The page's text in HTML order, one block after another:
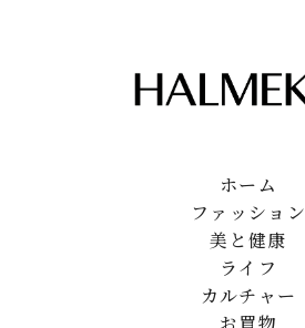
ホーム
ファッション
美と健康
ライフ
カルチャー